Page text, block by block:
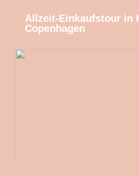
Allzeit-Einkaufstour in
Copenhagen